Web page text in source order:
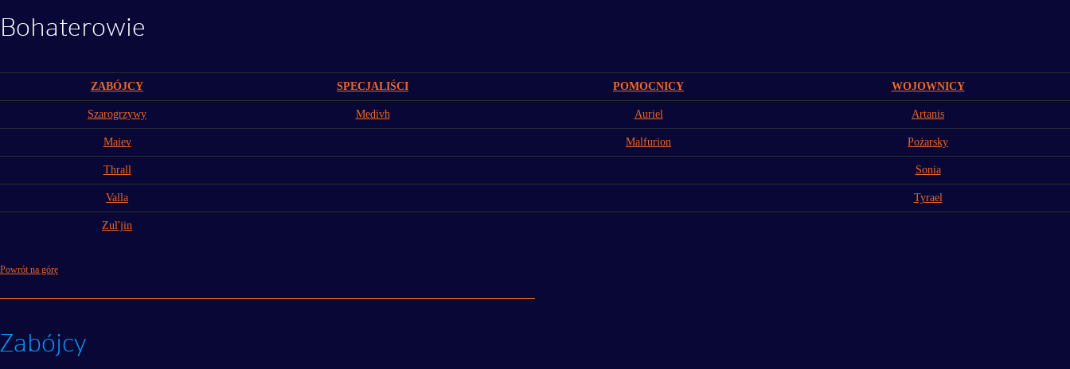
Bohaterowie
ZABÓJCY SPECJALIŚCI POMOCNICY WOJOWNICY
Szarogrzywy Medivh Auriel Artanis
Maiev Malfurion Pożarsky
Thrall Sonia
Valla Tyrael
Zul'jin
Powrót na górę
Zabójcy